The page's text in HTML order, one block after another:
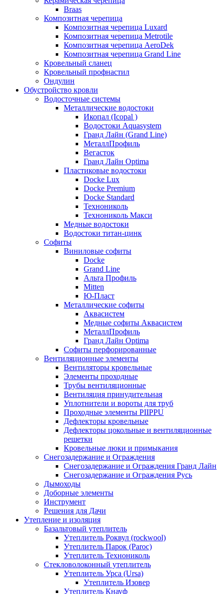
Braas
Композитная черепица
Композитная черепица Luxard
Композитная черепица Metrotile
Композитная черепица AeroDek
Композитная черепица Grand Line
Кровельный сланец
Кровельный профнастил
Ондулин
Обустройство кровли
Водосточные системы
Металлические водостоки
Икопал (Icopal )
Водостоки Aquasystem
Гранд Лайн (Grand Line)
МеталлПрофиль
Вегасток
Гранд Лайн Optima
Пластиковые водостоки
Docke Lux
Docke Premium
Docke Standard
Технониколь
Технониколь Макси
Медные водостоки
Водостоки титан-цинк
Софиты
Виниловые софиты
Docke
Grand Line
Альта Профиль
Mitten
Ю-Пласт
Металлические софиты
Аквасистем
Медные софиты Аквасистем
МеталлПрофиль
Гранд Лайн Optima
Софиты перфорированные
Вентиляционные элементы
Вентиляторы кровельные
Элементы проходные
Трубы вентиляционные
Вентиляция принудительная
Уплотнители и вороты для труб
Проходные элементы PIIPPU
Дефлекторы кровельные
Дефлекторы цокольные и вентиляционные
решетки
Кровельные люки и примыкания
Снегозадержание и Ограждения
Снегозадержание и Ограждения Гранд Лайн
Снегозадержание и Ограждения Русь
Дымоходы
Доборные элементы
Инструмент
Решения для Дачи
Утепление и изоляция
Базальтовый утеплитель
Утеплитель Роквул (rockwool)
Утеплитель Парок (Paroc)
Утеплитель Технониколь
Стекловолоконный утеплитель
Утеплитель Урса (Ursa)
Утеплитель Изовер
Утеплитель Кнауф